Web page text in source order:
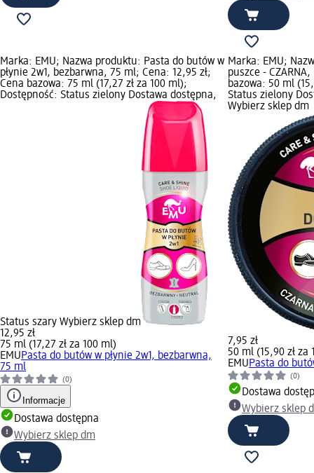
Marka: EMU; Nazwa produktu: Pasta do butów w
płynie 2w1, bezbarwna, 75 ml; Cena: 12,95 zł;
Cena bazowa: 75 ml (17,27 zł za 100 ml);
Dostępność: Status zielony Dostawa dostępna,
Status szary Wybierz sklep dm
12,95 zł
75 ml (17,27 zł za 100 ml)
EMUPasta do butów w płynie 2w1, bezbarwna,
75 ml
(0)
Informacje
Dostawa dostępna
Wybierz sklep dm
Marka: EMU;
puszce -
bazowa: 50 ml
Status zielony
Wybierz sklep dm
7,95 zł
50 ml (15,90 zł za
EMUPasta do
(0)
Dostawa
Wybierz sklep